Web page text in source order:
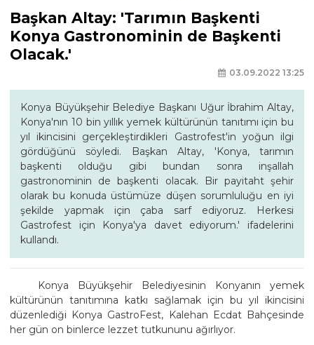
Başkan Altay: 'Tarımın Başkenti
Konya Gastronominin de Başkenti
Olacak.'
03.09.2022 13:25
Konya Büyükşehir Belediye Başkanı Uğur İbrahim Altay,
Konya'nın 10 bin yıllık yemek kültürünün tanıtımı için bu
yıl ikincisini gerçekleştirdikleri Gastrofest'in yoğun ilgi
gördüğünü söyledi. Başkan Altay, 'Konya, tarımın
başkenti olduğu gibi bundan sonra inşallah
gastronominin de başkenti olacak. Bir payitaht şehir
olarak bu konuda üstümüze düşen sorumluluğu en iyi
şekilde yapmak için çaba sarf ediyoruz. Herkesi
Gastrofest için Konya'ya davet ediyorum.' ifadelerini
kullandı.
Konya Büyükşehir Belediyesinin Konyanın yemek
kültürünün tanıtımına katkı sağlamak için bu yıl ikincisini
düzenlediği Konya GastroFest, Kalehan Ecdat Bahçesinde
her gün on binlerce lezzet tutkununu ağırlıyor.